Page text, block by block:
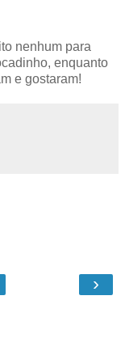
nenhum para
enquanto
e gostaram!
›